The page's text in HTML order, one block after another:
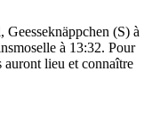
(S) à
à 13:32. Pour
auront lieu et connaître